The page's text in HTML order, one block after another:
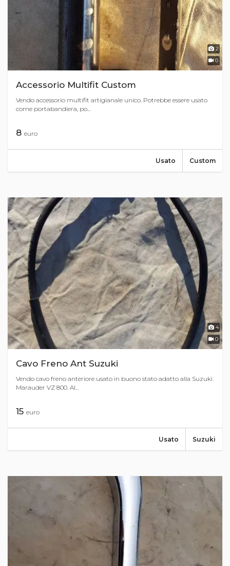
2
0
Accessorio Multifit Custom
Vendo accessorio multifit artigianale unico. Potrebbe essere usato
come portabandiera, po...
8 euro
Custom
Usato
4
0
Cavo Freno Ant Suzuki
Vendo cavo freno anteriore usato in buono stato adatto alla Suzuki
Marauder VZ 800. Al...
15 euro
Suzuki
Usato